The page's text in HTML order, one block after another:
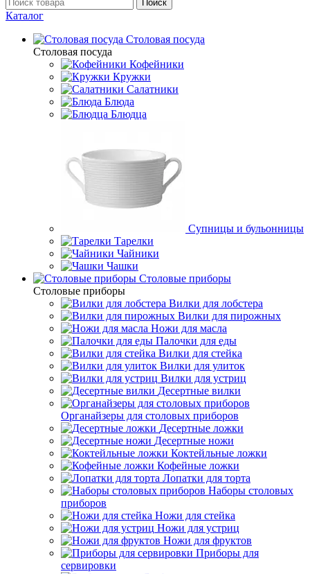
Поиск
Каталог
Столовая посуда
Столовая посуда
Кофейники
Кружки
Салатники
Блюда
Блюдца
Супницы и бульонницы
Тарелки
Чайники
Чашки
Cтоловые приборы
Cтоловые приборы
Вилки для лобстера
Вилки для пирожных
Ножи для масла
Палочки для еды
Вилки для стейка
Вилки для улиток
Вилки для устриц
Десертные вилки
Органайзеры для столовых приборов
Десертные ложки
Десертные ножи
Коктейльные ложки
Кофейные ложки
Лопатки для торта
Наборы столовых
приборов
Ножи для стейка
Ножи для устриц
Ножи для фруктов
Приборы для
сервировки